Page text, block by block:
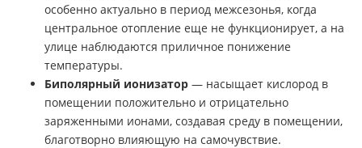
особенно актуально в период межсезонья, когда
центральное отопление еще не функционирует, а на
улице наблюдаются приличное понижение
температуры.
Биполярный ионизатор — насыщает кислород в
помещении положительно и отрицательно
заряженными ионами, создавая среду в помещении,
благотворно влияющую на самочувствие.